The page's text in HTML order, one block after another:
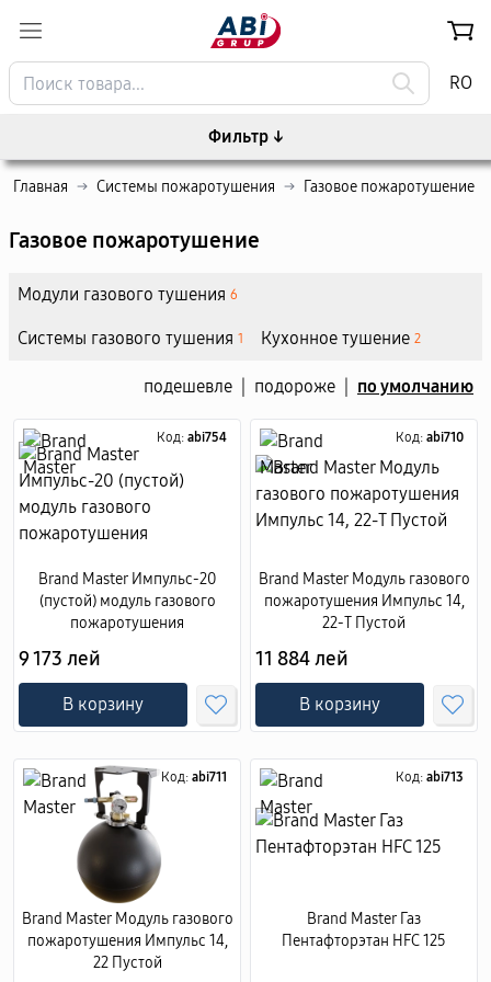
RO
Главная → Системы пожаротушения → Газовое пожаротушение
Газовое пожаротушение
Модули газового тушения 6
Системы газового тушения 1 Кухонное тушение 2
подешевле подороже по умолчанию
Код: abi754
Brand Master Импульс-20
(пустой) модуль газового
пожаротушения
9 173 лей
В корзину
Код: abi710
Brand Master Модуль газового
пожаротушения Импульс 14,
22-Т Пустой
11 884 лей
В корзину
Код: abi711
Brand Master Модуль газового
пожаротушения Импульс 14,
22 Пустой
Код: abi713
Brand Master Газ
Пентафторэтан HFC 125
Фильтр ↓